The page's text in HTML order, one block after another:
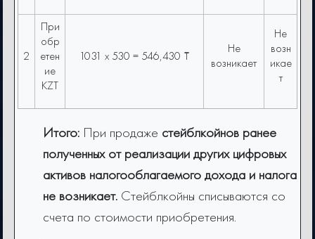
2
При
обр
етен
ие
KZT
1031 x 530 = 546,430 ₸
Не
возникает
Не
возн
икае
т
Итого: При продаже стейблкойнов ранее
полученных от реализации других цифровых
активов налогооблагаемого дохода и налога
не возникает. Стейблкойны списываются со
счета по стоимости приобретения.